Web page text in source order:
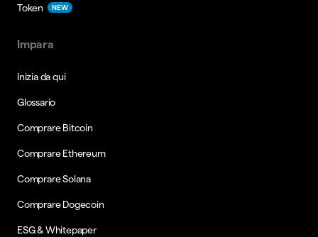
Token NEW
Impara
Inizia da qui
Glossario
Comprare Bitcoin
Comprare Ethereum
Comprare Solana
Comprare Dogecoin
ESG & Whitepaper